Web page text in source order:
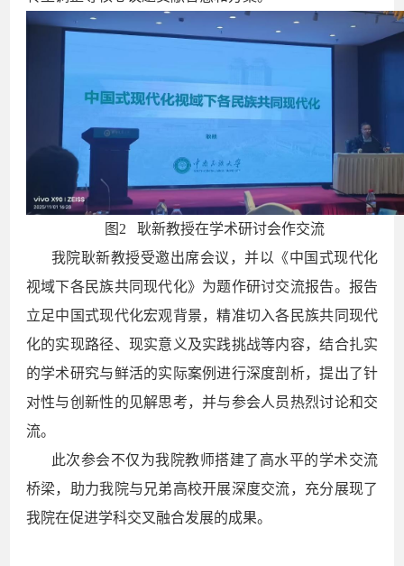
图 2 耿新教授在学术研讨会作交流
我院耿新教授受邀出席会议，并以《中国式现代化
视域下各民族共同现代化》为题作研讨交流报告。报告
立足中国式现代化宏观背景，精准切入各民族共同现代
化的实现路径、现实意义及实践挑战等内容，结合扎实
的学术研究与鲜活的实际案例进行深度剖析，提出了针
对性与创新性的见解思考，并与参会人员热烈讨论和交
流。
此次参会不仅为我院教师搭建了高水平的学术交流
桥梁，助力我院与兄弟高校开展深度交流，充分展现了
我院在促进学科交叉融合发展的成果。